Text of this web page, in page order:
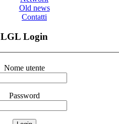
Old news
Contatti
LGL Login
Nome utente
Password